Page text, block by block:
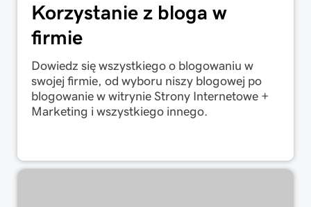
Korzystanie z bloga w
firmie
Dowiedz się wszystkiego o blogowaniu w
swojej firmie, od wyboru niszy blogowej po
blogowanie w witrynie Strony Internetowe +
Marketing i wszystkiego innego.